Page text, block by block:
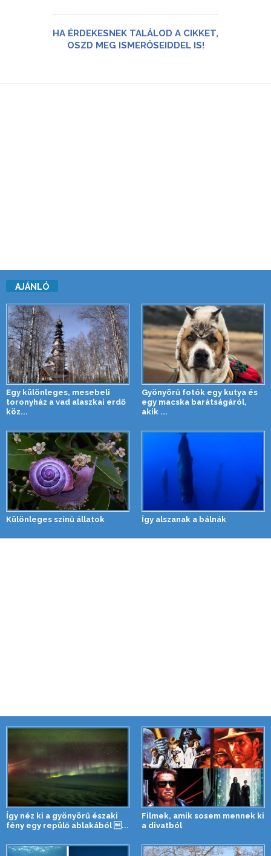
HA ÉRDEKESNEK TALÁLOD A CIKKET,
OSZD MEG ISMERŐSEIDDEL IS!
AJÁNLÓ
Egy különleges, mesebeli
toronyház a vad alaszkai erdő
köz...
Gyönyörű fotók egy kutya és
egy macska barátságáról,
akik ...
Különleges színű állatok Így alszanak a bálnák
Így néz ki a gyönyörű északi
fény egy repülő ablakából ...
Filmek, amik sosem mennek ki
a divatból